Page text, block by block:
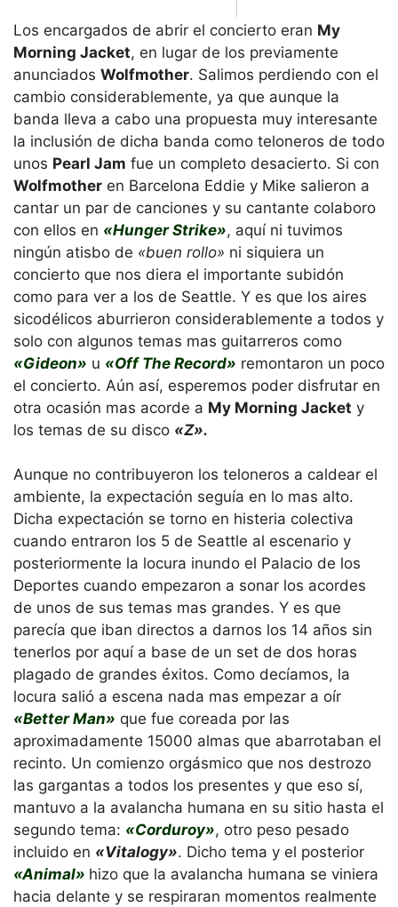
Los encargados de abrir el concierto eran My
Morning Jacket, en lugar de los previamente
anunciados Wolfmother. Salimos perdiendo con el
cambio considerablemente, ya que aunque la
banda lleva a cabo una propuesta muy interesante
la inclusión de dicha banda como teloneros de todo
unos Pearl Jam fue un completo desacierto. Si con
Wolfmother en Barcelona Eddie y Mike salieron a
cantar un par de canciones y su cantante colaboro
con ellos en «Hunger Strike», aquí ni tuvimos
ningún atisbo de «buen rollo» ni siquiera un
concierto que nos diera el importante subidón
como para ver a los de Seattle. Y es que los aires
sicodélicos aburrieron considerablemente a todos y
solo con algunos temas mas guitarreros como
«Gideon» u «Off The Record» remontaron un poco
el concierto. Aún así, esperemos poder disfrutar en
otra ocasión mas acorde a My Morning Jacket y
los temas de su disco «Z».
Aunque no contribuyeron los teloneros a caldear el
ambiente, la expectación seguía en lo mas alto.
Dicha expectación se torno en histeria colectiva
cuando entraron los 5 de Seattle al escenario y
posteriormente la locura inundo el Palacio de los
Deportes cuando empezaron a sonar los acordes
de unos de sus temas mas grandes. Y es que
parecía que iban directos a darnos los 14 años sin
tenerlos por aquí a base de un set de dos horas
plagado de grandes éxitos. Como decíamos, la
locura salió a escena nada mas empezar a oír
«Better Man» que fue coreada por las
aproximadamente 15000 almas que abarrotaban el
recinto. Un comienzo orgásmico que nos destrozo
las gargantas a todos los presentes y que eso sí,
mantuvo a la avalancha humana en su sitio hasta el
segundo tema: «Corduroy», otro peso pesado
incluido en «Vitalogy». Dicho tema y el posterior
«Animal» hizo que la avalancha humana se viniera
hacia delante y se respiraran momentos realmente